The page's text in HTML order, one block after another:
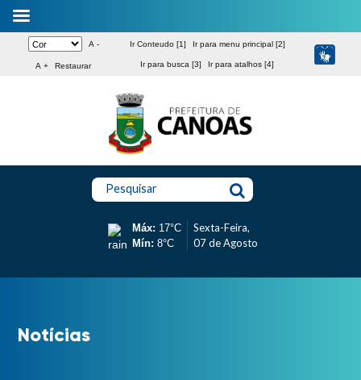
A -
A + Restaurar
Ir Conteudo [1] Ir para menu principal [2]
Ir para busca [3] Ir para atalhos [4]
Pesquisar
Máx: 17°C
Mín: 8°C
Sexta-Feira,
07 de Agosto
Notícias